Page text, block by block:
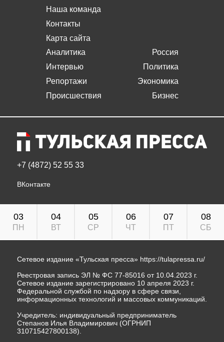
Наша команда
Контакты
Карта сайта
Аналитика
Интервью
Репортажи
Происшествия
Россия
Политика
Экономика
Бизнес
+7 (4872) 52 55 33
ВКонтакте
03
ПН
04
ВТ
05
СР
06
ЧТ
07
ПТ
08
СБ
Сетевое издание «Тульская пресса» https://tulapressa.ru/
Реестровая запись ЭЛ № ФС 77-85016 от 10.04.2023 г.
Сетевое издание зарегистрировано 10 апреля 2023 г.
Федеральной службой по надзору в сфере связи,
информационных технологий и массовых коммуникаций.
Учредитель: индивидуальный предприниматель
Степанов Илья Владимирович (ОГРНИП
310715427800138).